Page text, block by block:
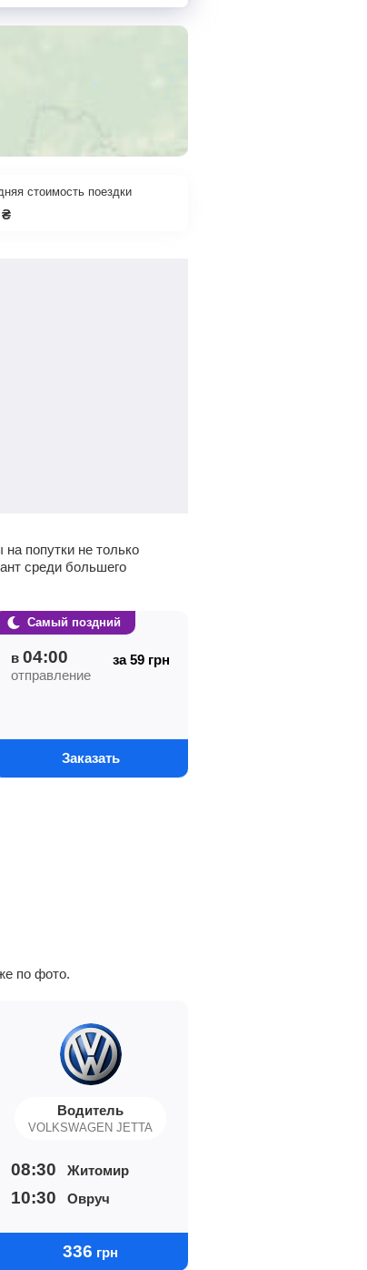
стоимость поездки
₴
попутки не только
среди большего
в 04:00 за 59 грн
отправление
Заказать
Самый поздний
по фото.
Водитель
VOLKSWAGEN JETTA
08:30 Житомир
10:30 Овруч
336 грн